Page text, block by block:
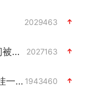
2029463
西湖突现狂风暴雨 游客瞬间被浇透 2027163
“不怕六爷挂得多 就怕六爷挂一颗” 1943460